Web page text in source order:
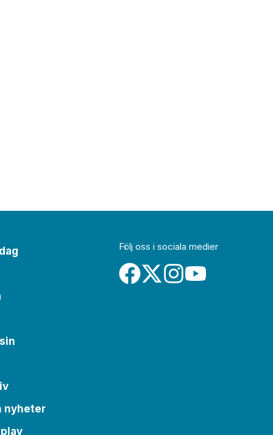
nyheter
Följ oss i sociala medier